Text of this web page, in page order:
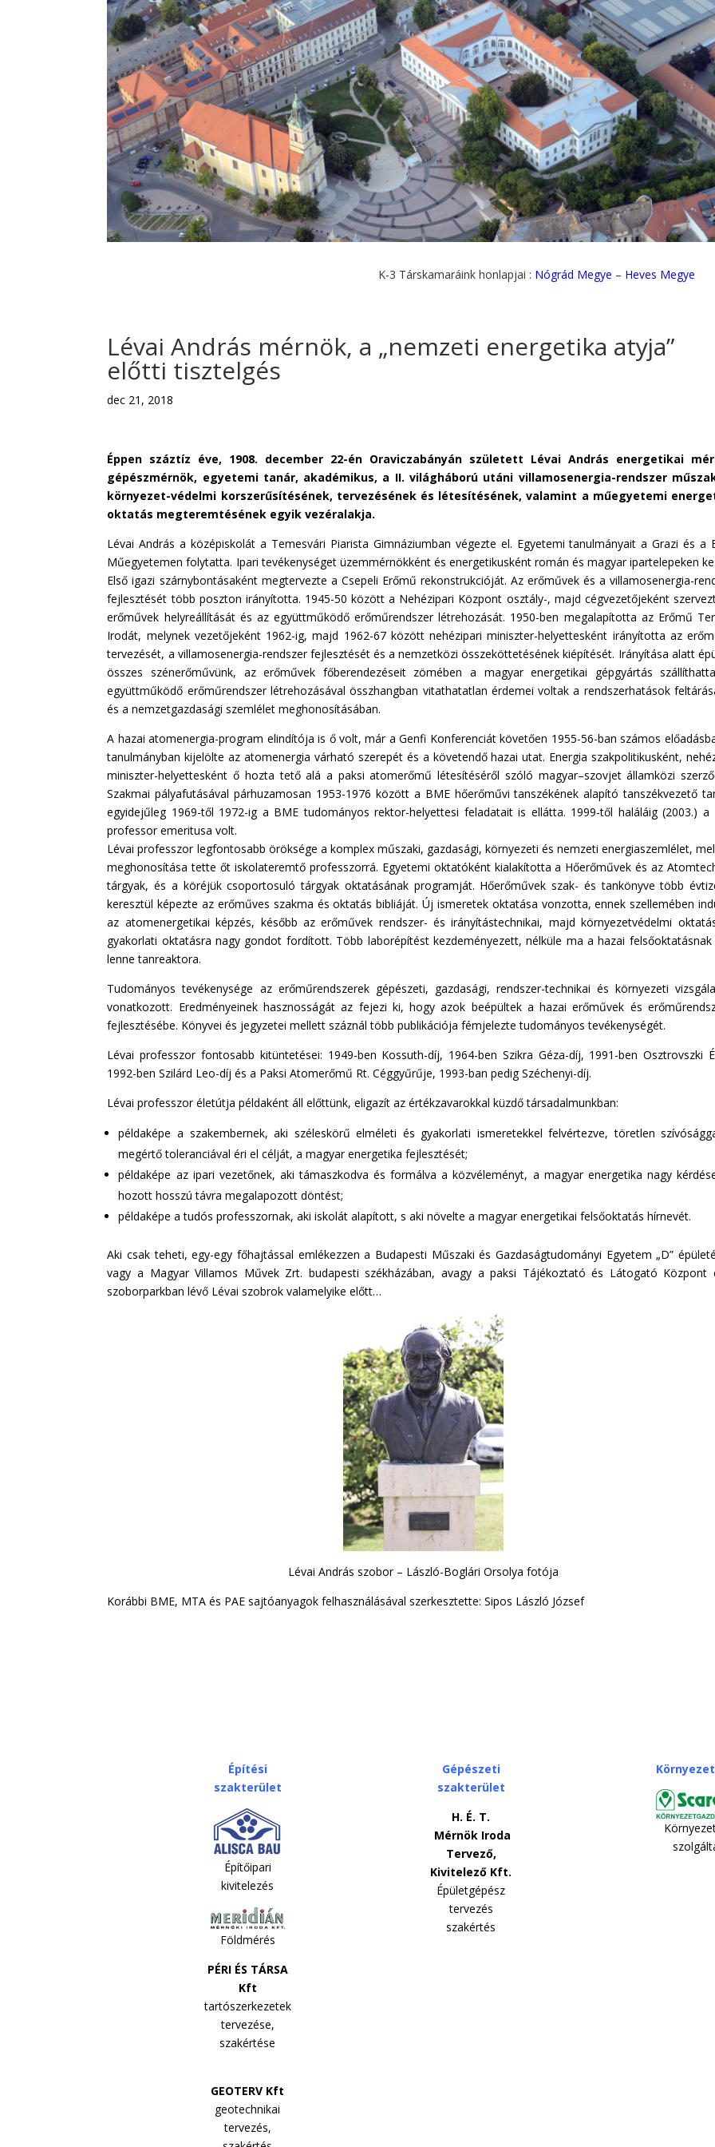
K-3 Társkamaráink honlapjai : Nógrád Megye – Heves Megye
Lévai András mérnök, a „nemzeti energetika atyja”
előtti tisztelgés
dec 21, 2018
Éppen száztíz éve, 1908. december 22-én Oraviczabányán született Lévai András energetikai
gépészmérnök, egyetemi tanár, akadémikus, a II. világháború utáni villamosenergia-rendszer
környezet-védelmi korszerűsítésének, tervezésének és létesítésének, valamint a műegyetemi
oktatás megteremtésének egyik vezéralakja.
Lévai András a középiskolát a Temesvári Piarista Gimnáziumban végezte el. Egyetemi tanulmányait a Grazi és a
Műegyetemen folytatta. Ipari tevékenységet üzemmérnökként és energetikusként román és magyar ipartelepeken
Első igazi szárnybontásaként megtervezte a Csepeli Erőmű rekonstrukcióját. Az erőművek és a villamosenergia-
fejlesztését több poszton irányította. 1945-50 között a Nehézipari Központ osztály-, majd cégvezetőjeként
erőművek helyreállítását és az együttműködő erőműrendszer létrehozását. 1950-ben megalapította az Erőmű
Irodát, melynek vezetőjeként 1962-ig, majd 1962-67 között nehézipari miniszter-helyettesként irányította az
tervezését, a villamosenergia-rendszer fejlesztését és a nemzetközi összeköttetésének kiépítését. Irányítása alatt
összes szénerőművünk, az erőművek főberendezéseit zömében a magyar energetikai gépgyártás
együttműködő erőműrendszer létrehozásával összhangban vitathatatlan érdemei voltak a rendszerhatások
és a nemzetgazdasági szemlélet meghonosításában.
A hazai atomenergia-program elindítója is ő volt, már a Genfi Konferenciát követően 1955-56-ban számos
tanulmányban kijelölte az atomenergia várható szerepét és a követendő hazai utat. Energia szakpolitikusként,
miniszter-helyettesként ő hozta tető alá a paksi atomerőmű létesítéséről szóló magyar–szovjet államközi
Szakmai pályafutásával párhuzamosan 1953-1976 között a BME hőerőművi tanszékének alapító tanszékvezető
egyidejűleg 1969-től 1972-ig a BME tudományos rektor-helyettesi feladatait is ellátta. 1999-től haláláig (2003.) a
professor emeritusa volt.
Lévai professzor legfontosabb öröksége a komplex műszaki, gazdasági, környezeti és nemzeti energiaszemlélet,
meghonosítása tette őt iskolateremtő professzorrá. Egyetemi oktatóként kialakította a Hőerőművek és az
tárgyak, és a köréjük csoportosuló tárgyak oktatásának programját. Hőerőművek szak- és tankönyve több
keresztül képezte az erőműves szakma és oktatás bibliáját. Új ismeretek oktatása vonzotta, ennek szellemében
az atomenergetikai képzés, később az erőművek rendszer- és irányítástechnikai, majd környezetvédelmi
gyakorlati oktatásra nagy gondot fordított. Több laborépítést kezdeményezett, nélküle ma a hazai felsőoktatásnak
lenne tanreaktora.
Tudományos tevékenysége az erőműrendszerek gépészeti, gazdasági, rendszer-technikai és környezeti
vonatkozott. Eredményeinek hasznosságát az fejezi ki, hogy azok beépültek a hazai erőművek és
fejlesztésébe. Könyvei és jegyzetei mellett száznál több publikációja fémjelezte tudományos tevékenységét.
Lévai professzor fontosabb kitüntetései: 1949-ben Kossuth-díj, 1964-ben Szikra Géza-díj, 1991-ben Osztrovszki
1992-ben Szilárd Leo-díj és a Paksi Atomerőmű Rt. Céggyűrűje, 1993-ban pedig Széchenyi-díj.
Lévai professzor életútja példaként áll előttünk, eligazít az értékzavarokkal küzdő társadalmunkban:
példaképe a szakembernek, aki széleskörű elméleti és gyakorlati ismeretekkel felvértezve, töretlen
megértő toleranciával éri el célját, a magyar energetika fejlesztését;
példaképe az ipari vezetőnek, aki támaszkodva és formálva a közvéleményt, a magyar energetika nagy
hozott hosszú távra megalapozott döntést;
példaképe a tudós professzornak, aki iskolát alapított, s aki növelte a magyar energetikai felsőoktatás hírnevét.
Aki csak teheti, egy-egy főhajtással emlékezzen a Budapesti Műszaki és Gazdaságtudományi Egyetem „D”
vagy a Magyar Villamos Művek Zrt. budapesti székházában, avagy a paksi Tájékoztató és Látogató Központ
szoborparkban lévő Lévai szobrok valamelyike előtt…
Lévai András szobor – László-Boglári Orsolya fotója
Korábbi BME, MTA és PAE sajtóanyagok felhasználásával szerkesztette: Sipos László József
Építési
szakterület
Építőipari
kivitelezés
Földmérés
PÉRI ÉS TÁRSA
Kft
tartószerkezetek
tervezése,
szakértése
GEOTERV Kft
geotechnikai
tervezés,
Gépészeti
szakterület
H. É. T.
Mérnök Iroda
Tervező,
Kivitelező Kft.
Épületgépész
tervezés
szakértés